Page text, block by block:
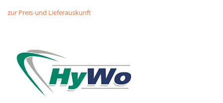
zur Preis-und Lieferauskunft